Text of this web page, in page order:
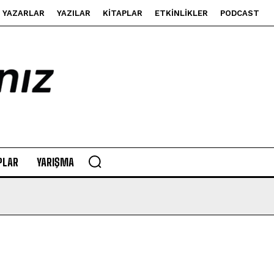
YAZARLAR YAZILAR KITAPLAR ETKINLIKLER PODCAST
YARIŞMA